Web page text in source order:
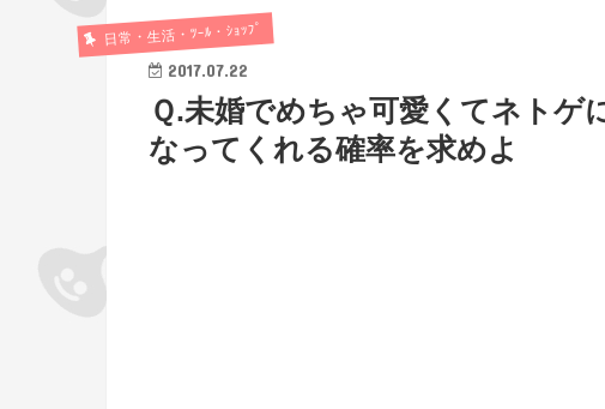
日常・生活・ﾂｰﾙ・ｼｮｯﾌﾟ
2017.07.22
Ｑ.未婚でめちゃ可愛くてネトゲ
なってくれる確率を求めよ